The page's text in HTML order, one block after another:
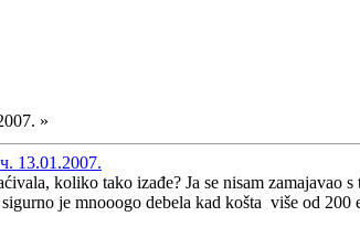
»
13.01.2007.
koliko tako izađe? Ja se nisam zamajavao
je mnooogo debela kad košta više od 200